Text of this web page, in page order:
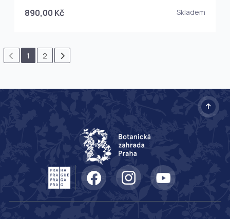
890,00 Kč Skladem
1 2